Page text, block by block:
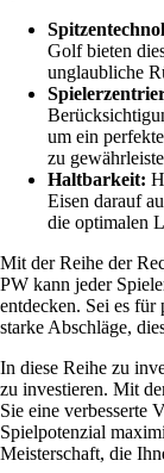
Golf bieten
unglaubliche
um ein
zu
Haltbarkeit:
Eisen darauf
die optimalen
Mit der Reihe der
PW kann jeder
entdecken. Sei es
starke Abschläge,
In diese Reihe zu
zu investieren. Mit
Sie eine verbesserte
Spielpotenzial
Meisterschaft, die